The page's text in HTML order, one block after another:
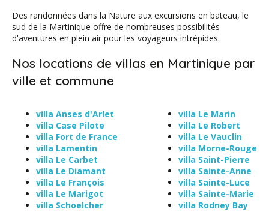
Des randonnées dans la Nature aux excursions en bateau, le
sud de la Martinique offre de nombreuses possibilités
d'aventures en plein air pour les voyageurs intrépides.
Nos locations de villas en Martinique par
ville et commune
villa Anses d'Arlet
villa Case Pilote
villa Fort de France
villa Lamentin
villa Le Carbet
villa Le Diamant
villa Le François
villa Le Marigot
villa Schoelcher
villa Le Marin
villa Le Robert
villa Le Vauclin
villa Morne-Rouge
villa Saint-Pierre
villa Sainte-Anne
villa Sainte-Luce
villa Sainte-Marie
villa Rodney Bay